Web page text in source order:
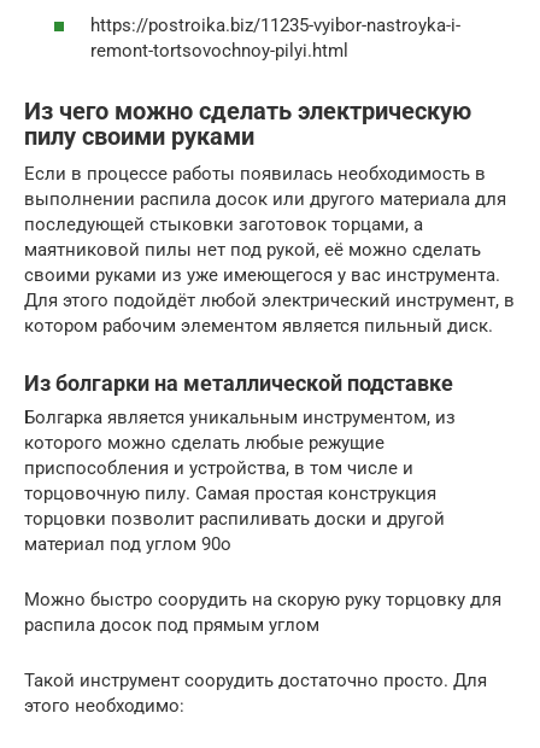
https://postroika.biz/11235-vyibor-nastroyka-i-
remont-tortsovochnoy-pilyi.html
Из чего можно сделать электрическую
пилу своими руками
Если в процессе работы появилась необходимость в
выполнении распила досок или другого материала для
последующей стыковки заготовок торцами, а
маятниковой пилы нет под рукой, её можно сделать
своими руками из уже имеющегося у вас инструмента.
Для этого подойдёт любой электрический инструмент, в
котором рабочим элементом является пильный диск.
Из болгарки на металлической подставке
Болгарка является уникальным инструментом, из
которого можно сделать любые режущие
приспособления и устройства, в том числе и
торцовочную пилу. Самая простая конструкция
торцовки позволит распиливать доски и другой
материал под углом 90о
Можно быстро соорудить на скорую руку торцовку для
распила досок под прямым углом
Такой инструмент соорудить достаточно просто. Для
этого необходимо: